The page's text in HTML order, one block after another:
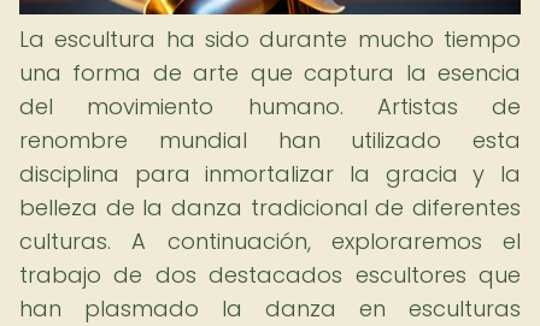
La escultura ha sido durante mucho tiempo
una forma de arte que captura la esencia
del movimiento humano. Artistas de
renombre mundial han utilizado esta
disciplina para inmortalizar la gracia y la
belleza de la danza tradicional de diferentes
culturas. A continuación, exploraremos el
trabajo de dos destacados escultores que
han plasmado la danza en esculturas